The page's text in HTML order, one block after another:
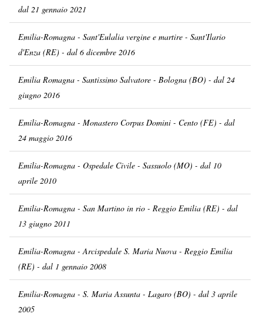
dal 21 gennaio 2021
Emilia-Romagna - Sant'Eulalia vergine e martire - Sant'Ilario
d'Enza (RE) - dal 6 dicembre 2016
Emilia Romagna - Santissimo Salvatore - Bologna (BO) - dal 24
giugno 2016
Emilia-Romagna - Monastero Corpus Domini - Cento (FE) - dal
24 maggio 2016
Emilia-Romagna - Ospedale Civile - Sassuolo (MO) - dal 10
aprile 2010
Emilia-Romagna - San Martino in rio - Reggio Emilia (RE) - dal
13 giugno 2011
Emilia-Romagna - Arcispedale S. Maria Nuova - Reggio Emilia
(RE) - dal 1 gennaio 2008
Emilia-Romagna - S. Maria Assunta - Lagaro (BO) - dal 3 aprile
2005